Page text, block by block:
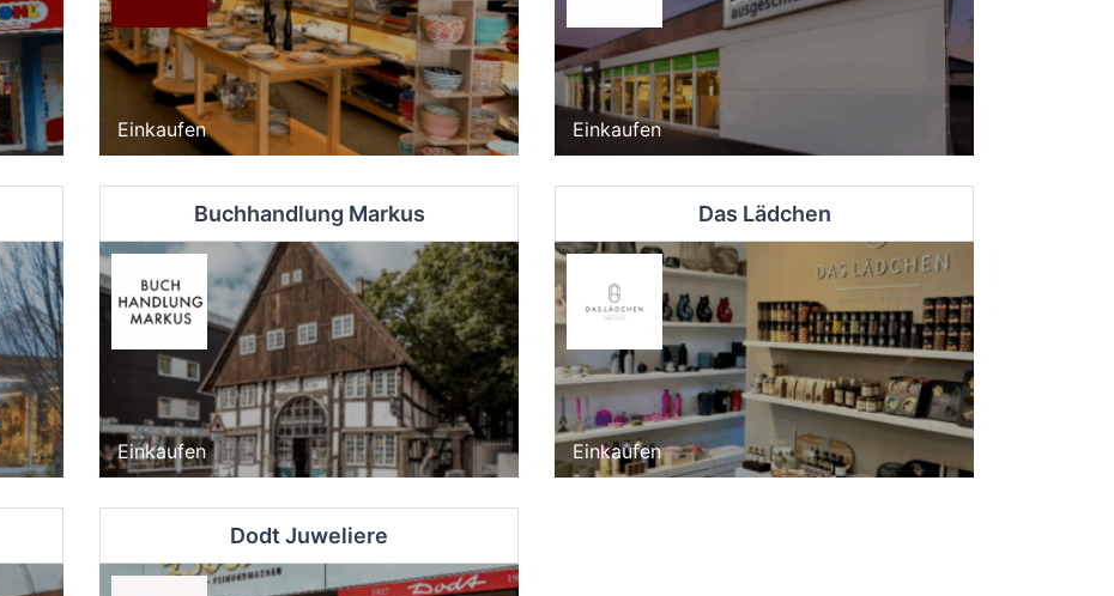
Einkaufen Einkaufen
Buchhandlung Markus
Einkaufen
Das Lädchen
Einkaufen
Dodt Juweliere